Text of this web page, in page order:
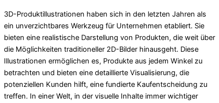
3D-Produktillustrationen haben sich in den letzten Jahren als
ein unverzichtbares Werkzeug für Unternehmen etabliert. Sie
bieten eine realistische Darstellung von Produkten, die weit über
die Möglichkeiten traditioneller 2D-Bilder hinausgeht. Diese
Illustrationen ermöglichen es, Produkte aus jedem Winkel zu
betrachten und bieten eine detaillierte Visualisierung, die
potenziellen Kunden hilft, eine fundierte Kaufentscheidung zu
treffen. In einer Welt, in der visuelle Inhalte immer wichtiger